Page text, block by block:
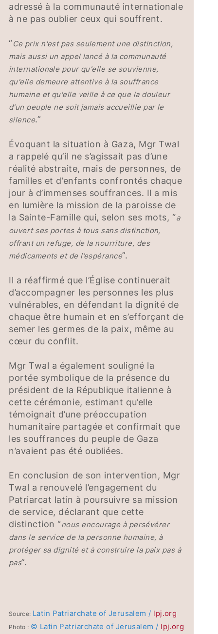
adressé à la communauté internationale
à ne pas oublier ceux qui souffrent.
“Ce prix n'est pas seulement une distinction,
mais aussi un appel lancé à la communauté
internationale pour qu'elle se souvienne,
qu'elle demeure attentive à la souffrance
humaine et qu'elle veille à ce que la douleur
d'un peuple ne soit jamais accueillie par le
silence.”
Évoquant la situation à Gaza, Mgr Twal
a rappelé qu’il ne s’agissait pas d’une
réalité abstraite, mais de personnes, de
familles et d’enfants confrontés chaque
jour à d’immenses souffrances. Il a mis
en lumière la mission de la paroisse de
la Sainte-Famille qui, selon ses mots, “a
ouvert ses portes à tous sans distinction,
offrant un refuge, de la nourriture, des
médicaments et de l’espérance”.
Il a réaffirmé que l’Église continuerait
d’accompagner les personnes les plus
vulnérables, en défendant la dignité de
chaque être humain et en s’efforçant de
semer les germes de la paix, même au
cœur du conflit.
Mgr Twal a également souligné la
portée symbolique de la présence du
président de la République italienne à
cette cérémonie, estimant qu’elle
témoignait d’une préoccupation
humanitaire partagée et confirmait que
les souffrances du peuple de Gaza
n’avaient pas été oubliées.
En conclusion de son intervention, Mgr
Twal a renouvelé l’engagement du
Patriarcat latin à poursuivre sa mission
de service, déclarant que cette
distinction “nous encourage à persévérer
dans le service de la personne humaine, à
protéger sa dignité et à construire la paix pas à
pas”.
Source: Latin Patriarchate of Jerusalem / lpj.org
Photo : © Latin Patriarchate of Jerusalem / lpj.org